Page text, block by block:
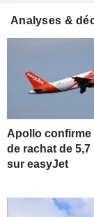
Analyses &
Apollo confirme
de rachat de 5,7
sur easyJet